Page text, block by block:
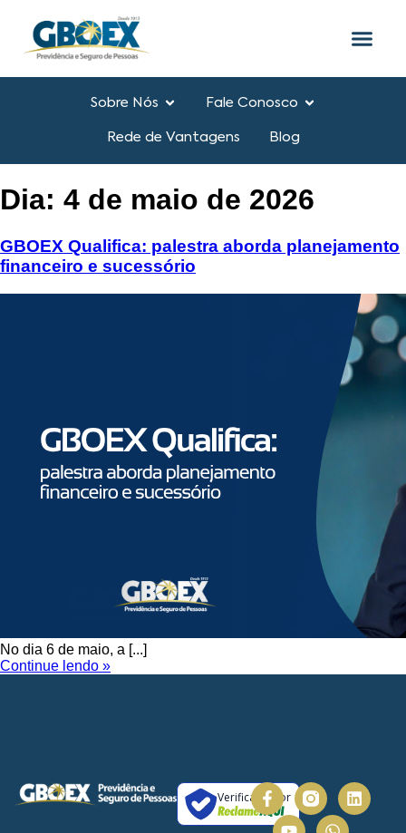
conteúdo
Sobre Nós Fale Conosco
Rede de Vantagens Blog
Dia: 4 de maio de 2026
GBOEX Qualifica: palestra aborda planejamento
financeiro e sucessório
No dia 6 de maio, a [...]
Continue lendo »
Verificada por